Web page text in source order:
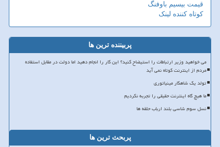
قیمت بیسیم باوفنگ
کوتاه کننده لینک
پربیننده ترین ها
می خواهید وزیر ارتباطات را استیضاح کنید؟ این کار را انجام دهید اما دولت در مقابل استفاده
مردم از اینترنت کوتاه نمی آید
تولد یک شاهکار مینیاتوری
ما هیچ گاه اینترنت حقیقی را تجربه نکردیم
نسل سوم شاسی بلند ارباب حلقه ها
پربحث ترین ها